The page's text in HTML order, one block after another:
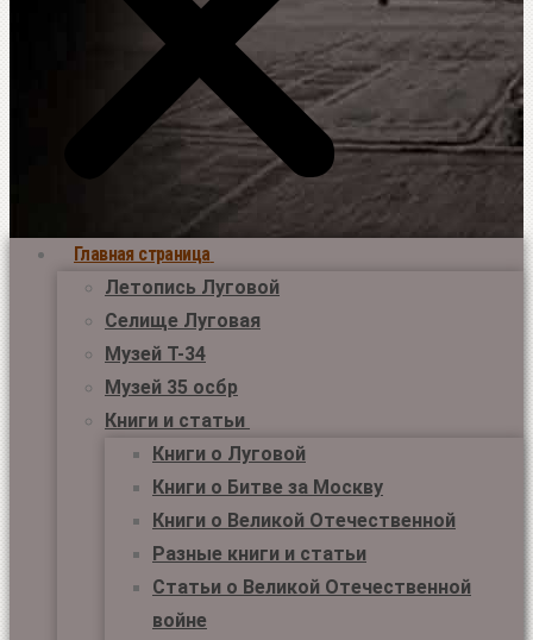
Главная страница
Летопись Луговой
Селище Луговая
Музей Т-34
Музей 35 осбр
Книги и статьи
Книги о Луговой
Книги о Битве за Москву
Книги о Великой Отечественной
Разные книги и статьи
Статьи о Великой Отечественной
войне